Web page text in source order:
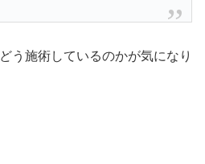
う施術しているのかが気になり